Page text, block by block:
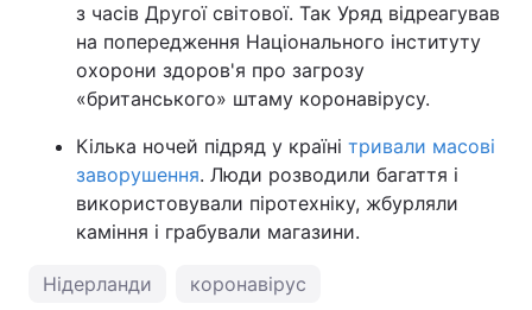
Тема оформлення
з часів Другої світової. Так Уряд відреагував
на попередження Національного інституту
охорони здоров'я про загрозу
«британського» штаму коронавірусу.
Кілька ночей підряд у країні тривали масові
заворушення. Люди розводили багаття і
використовували піротехніку, жбурляли
каміння і грабували магазини.
Нідерланди коронавірус